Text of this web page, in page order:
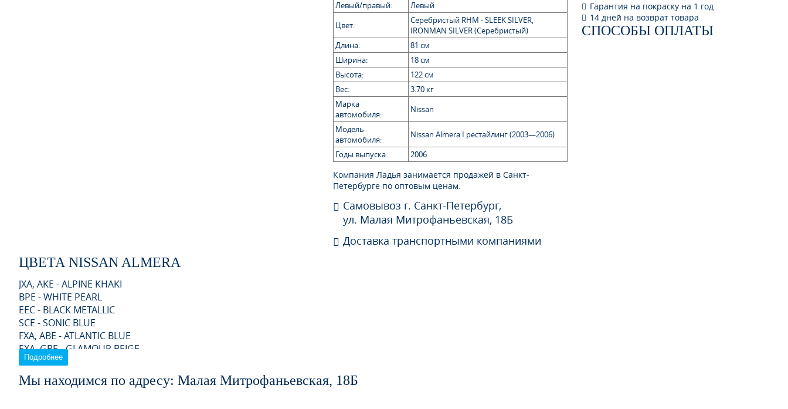
Левый/правый:
Левый
Цвет:
Серебристый RHM - SLEEK SILVER,
IRONMAN SILVER (Серебристый)
Длина:
81 см
Ширина:
18 см
Высота:
122 см
Вес:
3.70 кг
Марка
автомобиля:
Nissan
Модель
автомобиля:
Nissan Almera I рестайлинг (2003—2006)
Годы выпуска:
2006
Компания Ладья занимается продажей в Санкт-
Петербурге по оптовым ценам.
Самовывоз г. Санкт-Петербург,
ул. Малая Митрофаньевская, 18Б
Доставка транспортными компаниями
Гарантия на покраску на 1 год
14 дней на возврат товара
СПОСОБЫ ОПЛАТЫ
ЦВЕТА NISSAN ALMERA
JXA, AKE - ALPINE KHAKI
BPE - WHITE PEARL
EEC - BLACK METALLIC
SCE - SONIC BLUE
FXA, ABE - ATLANTIC BLUE
EXA, GBE - GLAMOUR BEIGE
PSE - PLATINUM SILVER, ULTRA SILVER
KXA - SPORT SILVER
EBE - EXTREME BLUE
Подробнее
Мы находимся по адресу: Малая Митрофаньевская, 18Б